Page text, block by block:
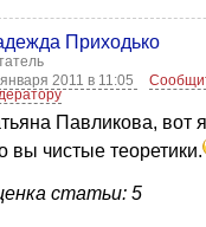
Приходько
2011 в 11:05
Павликова, вот
вы чистые теоретики.
статьи: 5